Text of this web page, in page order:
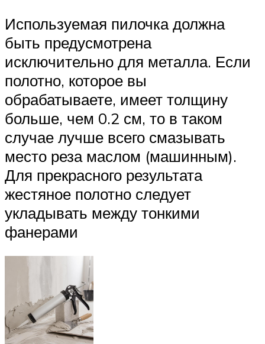
Используемая пилочка должна
быть предусмотрена
исключительно для металла. Если
полотно, которое вы
обрабатываете, имеет толщину
больше, чем 0.2 см, то в таком
случае лучше всего смазывать
место реза маслом (машинным).
Для прекрасного результата
жестяное полотно следует
укладывать между тонкими
фанерами